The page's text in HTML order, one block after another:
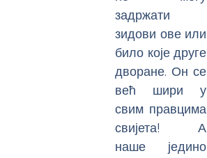
задржати
зидови ове или
било које друге
дворане. Он се
већ шири у
свим правцима
свијета! А
наше једино